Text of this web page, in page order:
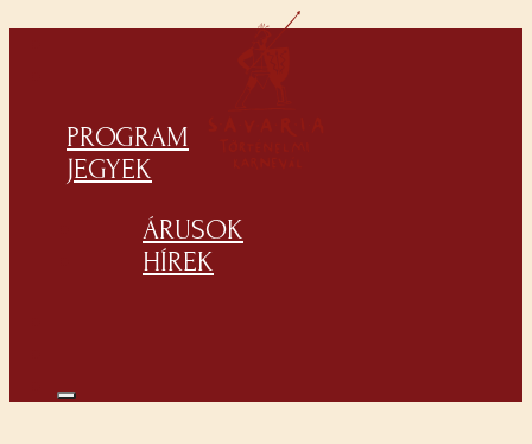
PROGRAM
JEGYEK
ÁRUSOK
HÍREK